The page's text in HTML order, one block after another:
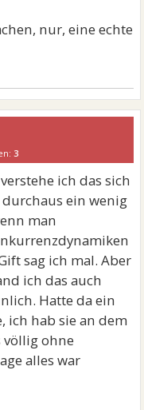
nur, eine echte
3
ich das sich
ein wenig
man
sag ich mal. Aber
ich das auch
Hatte da ein
ich hab sie an dem
völlig ohne
alles war